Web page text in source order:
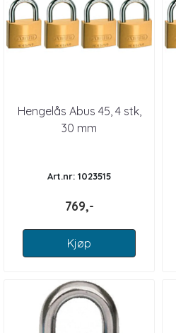
Hengelås Abus 45, 4 stk,
30 mm
Art.nr: 1023515
769,-
Kjøp